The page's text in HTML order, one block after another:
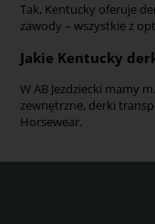
Tak, Kentucky oferuje
zawody – wszystkie z
Jakie Kentucky
W AB Jezdziecki mamy
zewnętrzne, derki
Horsewear.